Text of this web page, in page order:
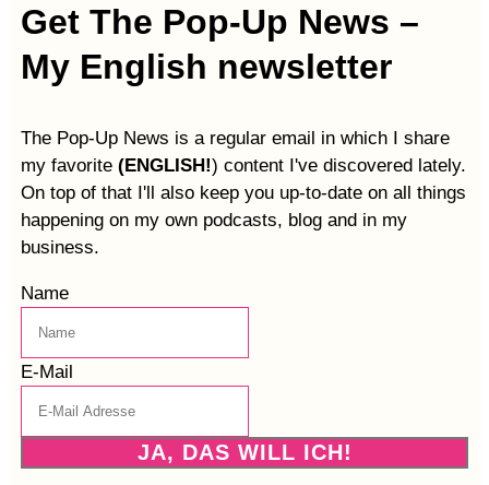
Get The Pop-Up News –
My English newsletter
The Pop-Up News is a regular email in which I share
my favorite (ENGLISH!) content I've discovered lately.
On top of that I'll also keep you up-to-date on all things
happening on my own podcasts, blog and in my
business.
Name
E-Mail
JA, DAS WILL ICH!